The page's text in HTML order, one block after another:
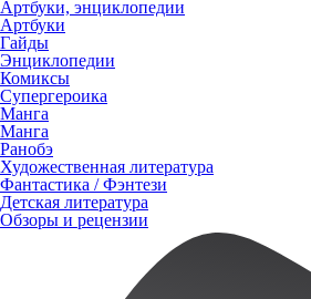
Артбуки, энциклопедии
Артбуки
Гайды
Энциклопедии
Комиксы
Супергероика
Манга
Манга
Ранобэ
Художественная литература
Фантастика / Фэнтези
Детская литература
Обзоры и рецензии